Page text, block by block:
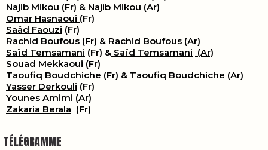
Najib Mikou (Fr) & Najib Mikou (Ar)
Omar Hasnaoui (Fr)
Saâd Faouzi (Fr)
Rachid Boufous (Fr) & Rachid Boufous (Ar)
Saïd Temsamani (Fr) & Saïd Temsamani (Ar)
Souad Mekkaoui (Fr)
Taoufiq Boudchiche (Fr) & Taoufiq Boudchiche (Ar)
Yasser Derkouli (Fr)
Younes Amimi (Ar)
Zakaria Berala (Fr)
TÉLÉGRAMME